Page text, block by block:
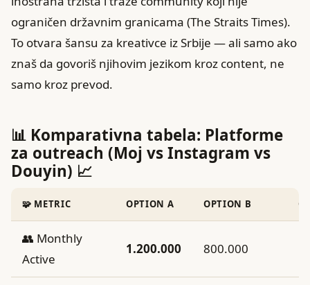
ograničen državnim granicama (The Straits Times).
To otvara šansu za kreativce iz Srbije — ali samo ako
znaš da govoriš njihovim jezikom kroz content, ne
samo kroz prevod.
📊 Komparativna tabela: Platforme
za outreach (Moj vs Instagram vs
Douyin) 📈
🧩 METRIC OPTION A OPTION B
👥 Monthly
Active
1.200.000 800.000